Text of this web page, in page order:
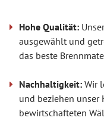
Hohe Qualität:
ausgewählt und
das beste
Nachhaltigkeit: Wir
und beziehen
bewirtschafteten